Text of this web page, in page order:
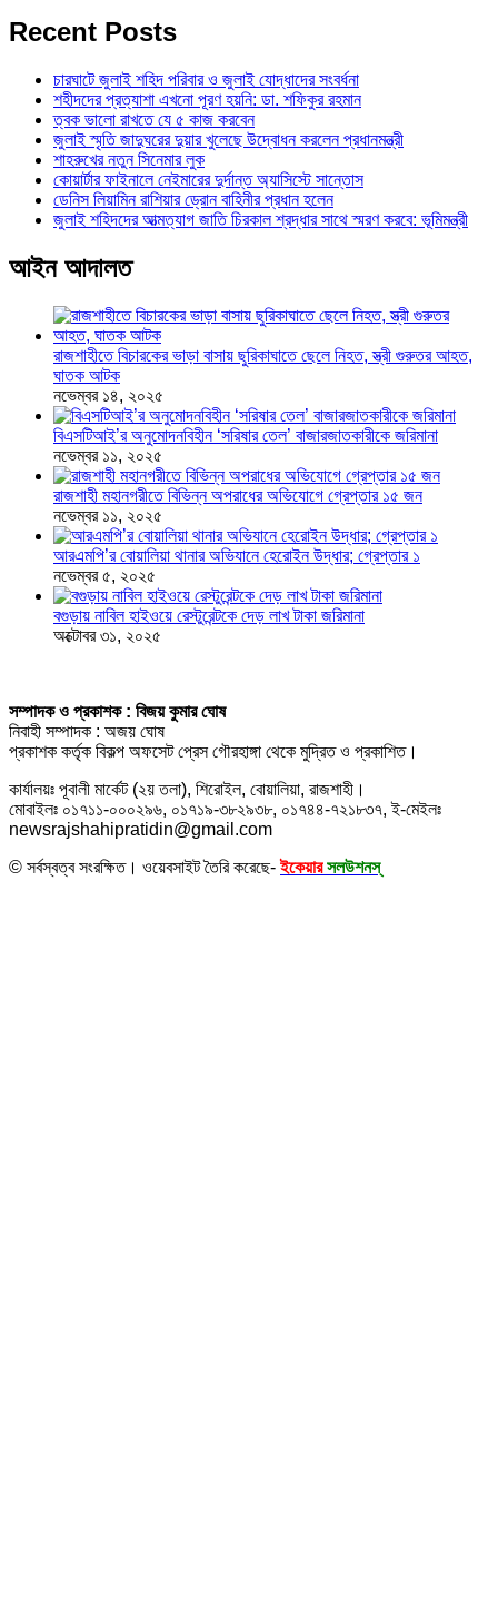
Recent Posts
চারঘাটে জুলাই শহিদ পরিবার ও জুলাই যোদ্ধাদের সংবর্ধনা
শহীদদের প্রত্যাশা এখনো পূরণ হয়নি: ডা. শফিকুর রহমান
ত্বক ভালো রাখতে যে ৫ কাজ করবেন
জুলাই স্মৃতি জাদুঘরের দুয়ার খুলেছে উদ্বোধন করলেন প্রধানমন্ত্রী
শাহরুখের নতুন সিনেমার লুক
কোয়ার্টার ফাইনালে নেইমারের দুর্দান্ত অ্যাসিস্টে সান্তোস
ডেনিস লিয়ামিন রাশিয়ার ড্রোন বাহিনীর প্রধান হলেন
জুলাই শহিদদের আত্মত্যাগ জাতি চিরকাল শ্রদ্ধার সাথে স্মরণ করবে: ভূমিমন্ত্রী
আইন আদালত
রাজশাহীতে বিচারকের ভাড়া বাসায় ছুরিকাঘাতে ছেলে নিহত, স্ত্রী গুরুতর আহত,
ঘাতক আটক
নভেম্বর ১৪, ২০২৫
বিএসটিআই’র অনুমোদনবিহীন ‘সরিষার তেল’ বাজারজাতকারীকে জরিমানা
নভেম্বর ১১, ২০২৫
রাজশাহী মহানগরীতে বিভিন্ন অপরাধের অভিযোগে গ্রেপ্তার ১৫ জন
নভেম্বর ১১, ২০২৫
আরএমপি’র বোয়ালিয়া থানার অভিযানে হেরোইন উদ্ধার; গ্রেপ্তার ১
নভেম্বর ৫, ২০২৫
বগুড়ায় নাবিল হাইওয়ে রেস্টুরেন্টকে দেড় লাখ টাকা জরিমানা
অক্টোবর ৩১, ২০২৫
সম্পাদক ও প্রকাশক : বিজয় কুমার ঘোষ
নিবাহী সম্পাদক : অজয় ঘোষ
প্রকাশক কর্তৃক বিকল্প অফসেট প্রেস গৌরহাঙ্গা থেকে মুদ্রিত ও প্রকাশিত।
কার্যালয়ঃ পূবালী মার্কেট (২য় তলা), শিরোইল, বোয়ালিয়া, রাজশাহী।
মোবাইলঃ ০১৭১১-০০০২৯৬, ০১৭১৯-৩৮২৯৩৮, ০১৭৪৪-৭২১৮৩৭, ই-মেইলঃ
newsrajshahipratidin@gmail.com
© সর্বস্বত্ব সংরক্ষিত। ওয়েবসাইট তৈরি করেছে-ইকেয়ার সলউশনস্